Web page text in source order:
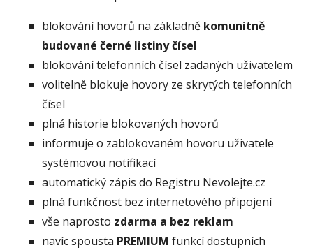
blokování hovorů na základně komunitně
budované černé listiny čísel
blokování telefonních čísel zadaných uživatelem
volitelně blokuje hovory ze skrytých telefonních
čísel
plná historie blokovaných hovorů
informuje o zablokovaném hovoru uživatele
systémovou notifikací
automatický zápis do Registru Nevolejte.cz
plná funkčnost bez internetového připojení
vše naprosto zdarma a bez reklam
navíc spousta PREMIUM funkcí dostupních